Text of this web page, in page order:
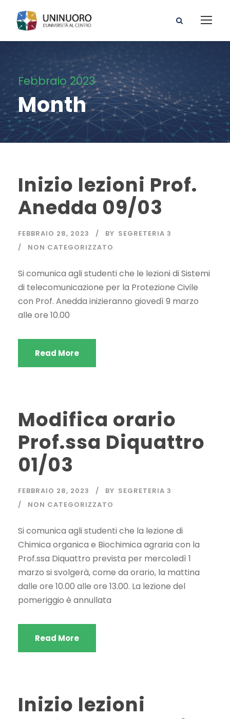
Febbraio 2023
Month
Inizio lezioni Prof.
Anedda 09/03
FEBBRAIO 28, 2023 BY SEGRETERIA 3
NON CATEGORIZZATO
Si comunica agli studenti che le lezioni di Sistemi
di telecomunicazione per la Protezione Civile
con Prof. Anedda inizieranno giovedì 9 marzo
alle ore 10.00
Read More
Modifica orario
Prof.ssa Diquattro
01/03
FEBBRAIO 28, 2023 BY SEGRETERIA 3
NON CATEGORIZZATO
Si comunica agli studenti che la lezione di
Chimica organica e Biochimica agraria con la
Prof.ssa Diquattro prevista per mercoledì 1
marzo si svolgerà, come da orario, la mattina
dalle ore 10.00 alle ore 13.00. La lezione del
pomeriggio è annullata
Read More
Inizio lezioni